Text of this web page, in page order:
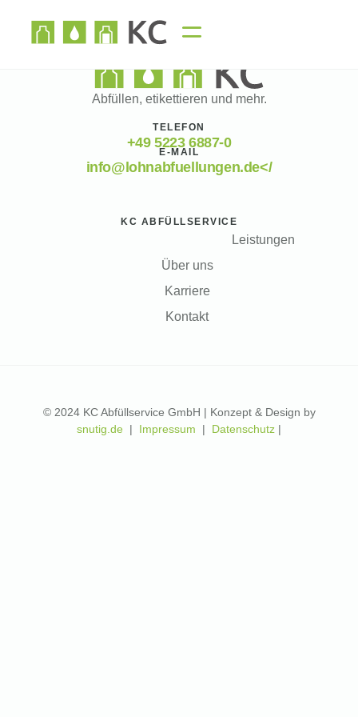
Abfüllen, etikettieren und mehr.
TELEFON
+49 5223 6887-0
E-MAIL
info@lohnabfuellungen.de</
KC ABFÜLLSERVICE
Leistungen
Über uns
Karriere
Kontakt
© 2024 KC Abfüllservice GmbH | Konzept & Design by
snutig.de | Impressum | Datenschutz |